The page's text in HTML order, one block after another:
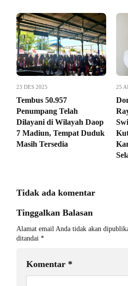
23 DES 2025
Tembus 50.957
Penumpang Telah
Dilayani di Wilayah Daop
7 Madiun, Tempat Duduk
Masih Tersedia
25
Tidak ada komentar
Tinggalkan Balasan
Alamat email Anda tidak akan
ditandai *
Komentar *